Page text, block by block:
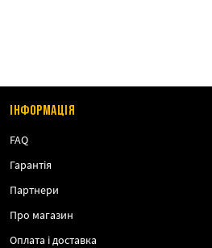
ІНФОРМАЦІЯ
FAQ
Гарантія
Партнери
Про магазин
Оплата і доставка